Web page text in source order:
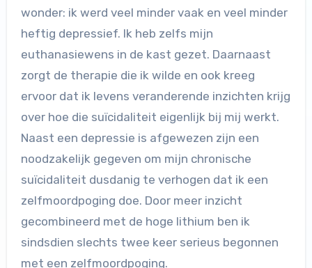
wonder: ik werd veel minder vaak en veel minder
heftig depressief. Ik heb zelfs mijn
euthanasiewens in de kast gezet. Daarnaast
zorgt de therapie die ik wilde en ook kreeg
ervoor dat ik levens veranderende inzichten krijg
over hoe die suïcidaliteit eigenlijk bij mij werkt.
Naast een depressie is afgewezen zijn een
noodzakelijk gegeven om mijn chronische
suïcidaliteit dusdanig te verhogen dat ik een
zelfmoordpoging doe. Door meer inzicht
gecombineerd met de hoge lithium ben ik
sindsdien slechts twee keer serieus begonnen
met een zelfmoordpoging.